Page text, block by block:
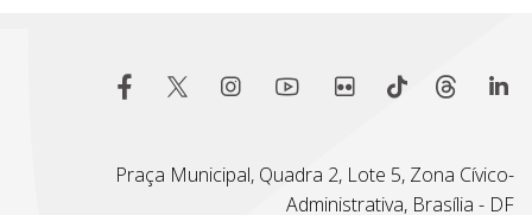
Praça Municipal, Quadra 2, Lote 5, Zona Cívico-
Administrativa, Brasília - DF